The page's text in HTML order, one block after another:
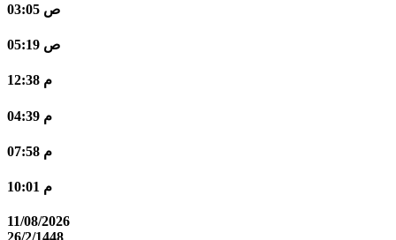
03:05 ص
05:19 ص
12:38 م
04:39 م
07:58 م
10:01 م
11/08/2026